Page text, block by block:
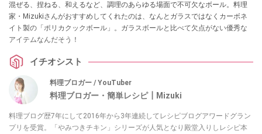
混ぜる、捏ねる、和えるなど、調理のあらゆる場面で不可欠なボール。料理
家・Mizukiさんがおすすめしてくれたのは、なんとガラスではなくカーボネ
イト製の「ポリカクックボール」。ガラスボールと比べて欠点がない優秀な
アイテムなんだそう！
イチオシスト
料理ブロガー / YouTuber
料理ブロガー・簡単レシピ┃Mizuki
料理ブログ歴7年にして2016年から3年連続してレシピブログアワードグラン
プリを受賞。「やみつきチキン」シリーズが人気となり殿堂入りしレシピ本